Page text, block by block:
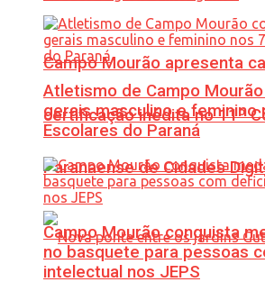
Campo Mourão apresenta
certificação inédita no 11º
Paranaense de Cidades
Atletismo de Campo
gerais masculino e feminino
Escolares do Paraná
Campo Mourão conquista
no basquete para pessoas
intelectual nos JEPS